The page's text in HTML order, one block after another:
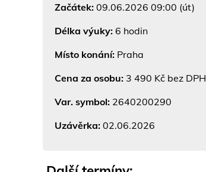
Začátek: 09.06.2026 09:00 (út)
Délka výuky: 6 hodin
Místo konání: Praha
Cena za osobu: 3 490 Kč bez DPH
Var. symbol: 2640200290
Uzávěrka: 02.06.2026